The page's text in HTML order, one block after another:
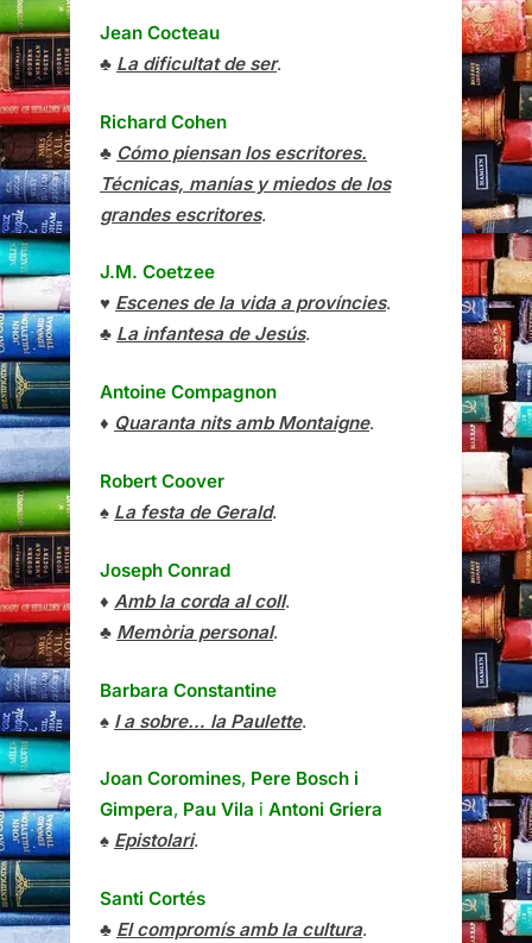
Jean Cocteau
♣ La dificultat de ser.
Richard Cohen
♣ Cómo piensan los escritores.
Técnicas, manías y miedos de los
grandes escritores.
J.M. Coetzee
♥ Escenes de la vida a províncies.
♣ La infantesa de Jesús.
Antoine Compagnon
♦ Quaranta nits amb Montaigne.
Robert Coover
♠ La festa de Gerald.
Joseph Conrad
♦ Amb la corda al coll.
♣ Memòria personal.
Barbara Constantine
♠ I a sobre… la Paulette.
Joan Coromines, Pere Bosch i
Gimpera, Pau Vila i Antoni Griera
♠ Epistolari.
Santi Cortés
♣ El compromís amb la cultura.